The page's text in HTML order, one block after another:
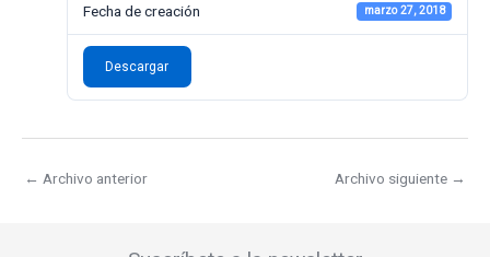
Fecha de creación marzo 27, 2018
Descargar
← Archivo anterior Archivo siguiente →